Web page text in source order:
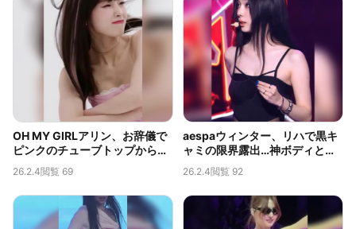
OH MY GIRLアリン、お辞儀で
ピンクのチューブトップからこ
ぼれそうな神ボディ…限界露出
の胸の谷間
26.2.4閲覧 69
aespaウィンター、リハで黒キ
ャミの限界露出…神ボディと脇
のチラ見えが話題
26.2.4閲覧 92